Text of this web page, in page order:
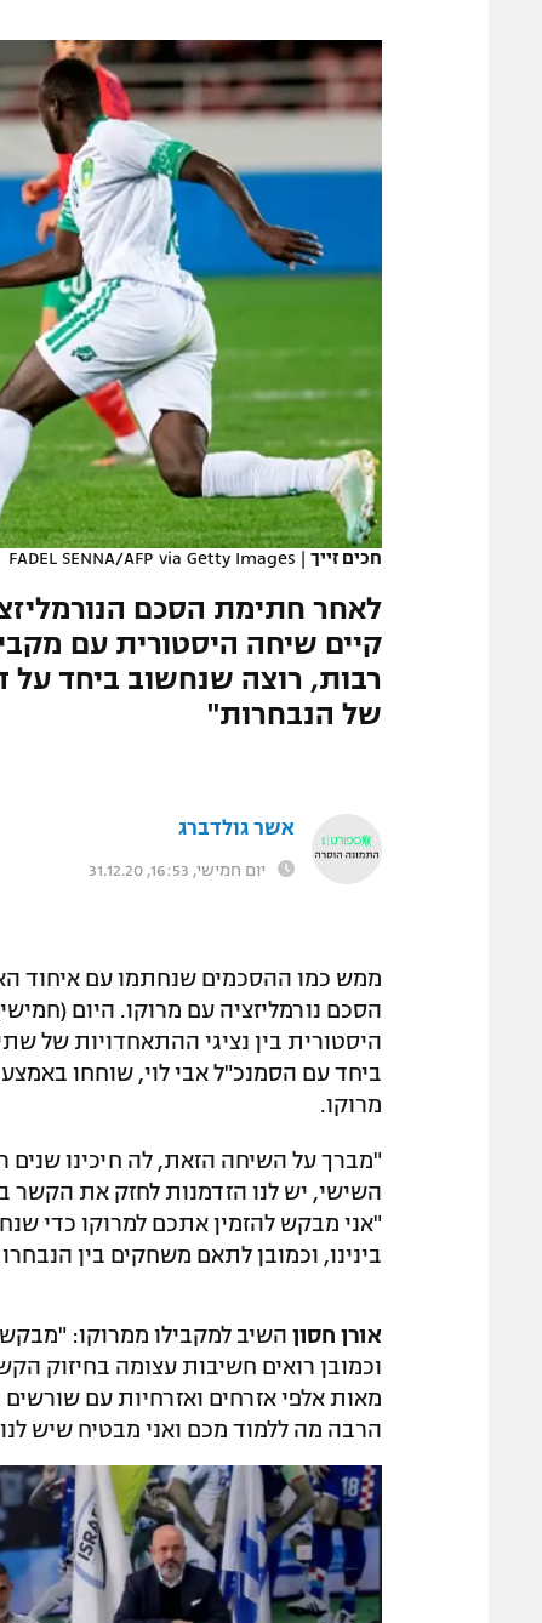
תקנון משתתפים וזוכים בפרסים
תקנון עבור פעילות אלקטרה
תקנון עבור פעילות ספורט 1 – "מרלן"
טניס
תנאי שימוש
רשיון להקרנה פומבית לבית עסק
הצטרפות לחבילת הערוצים
לוח דרושים – ג'ובנט
תגיות
המגזין
הפועל
מכבי
בני
חכים זייך |
FADEL SENNA/AFP via Getty Images
לאחר חתימת הסכם
קיים שיחה היסטורית עם
רבות, רוצה שנחשוב ביחד על
של הנבחרות"
אשר גולדברג
יום חמישי, 16:53, 31.12.20
ממש כמו ההסכמים שנחתמו עם איחוד
הסכם נורמליזציה עם מרוקו. היום
היסטורית בין נציגי ההתאחדויות של
ביחד עם הסמנכ"ל אבי לוי, שוחחו
מרוקו.
"מברך על השיחה הזאת, לה חיכינו
השישי, יש לנו הזדמנות לחזק את הקשר
"אני מבקש להזמין אתכם למרוקו כדי
בינינו, וכמובן לתאם משחקים בין
אורן חסון השיב למקבילו ממרוקו: "מבקש
וכמובן רואים חשיבות עצומה בחיזוק
מאות אלפי אזרחים ואזרחיות עם
הרבה מה ללמוד מכם ואני מבטיח שיש